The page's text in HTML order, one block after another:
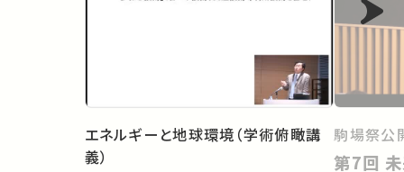
エネルギーと地球環境（学術俯瞰講
義）
駒場祭公
第7回 未来材料：チタン・レアメ